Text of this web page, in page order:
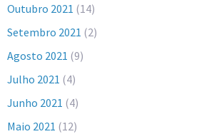
Outubro 2021 (14)
Setembro 2021 (2)
Agosto 2021 (9)
Julho 2021 (4)
Junho 2021 (4)
Maio 2021 (12)